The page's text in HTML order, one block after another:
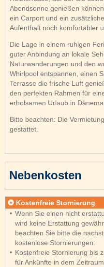
Abendsonne genießen
ein Carport und ein
Aufenthalt noch komfortabler
Die Lage in einem ruhigen
guter Anbindung an lokale
Naturwanderungen und den
Whirlpool entspannen, einen
Terrasse die frische Luft
den perfekten Rahmen für
erholsamen Urlaub in
Bitte beachten: Die
gestattet.
Nebenkosten
Kostenfreie Stornierung
Wenn Sie einen nicht
wird keine Erstattung
beachten Sie bitte die
kostenlose Stornierungen:
Kostenfreie Stornierung bis
für Ankünfte in dem